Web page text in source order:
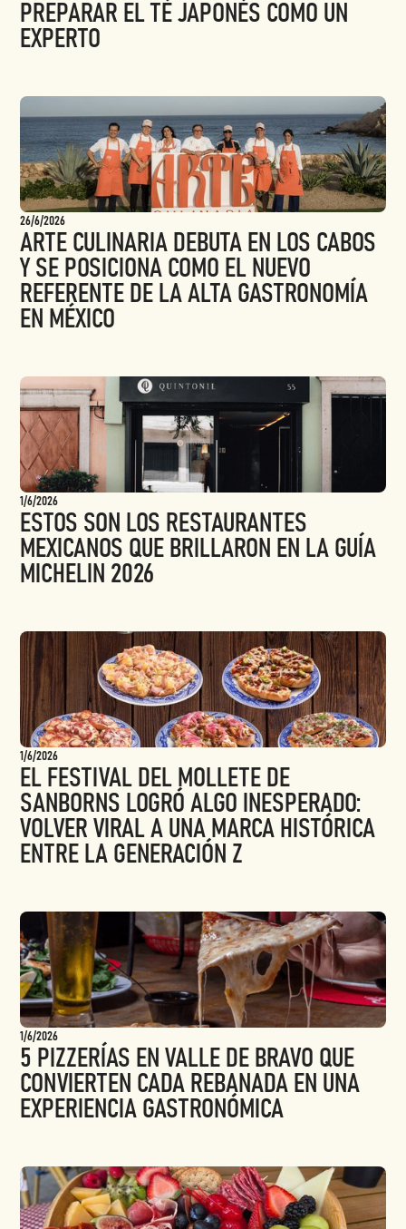
PREPARAR EL TÉ JAPONÉS COMO UN
EXPERTO
26/6/2026
ARTE CULINARIA DEBUTA EN LOS CABOS
Y SE POSICIONA COMO EL NUEVO
REFERENTE DE LA ALTA GASTRONOMÍA
EN MÉXICO
1/6/2026
ESTOS SON LOS RESTAURANTES
MEXICANOS QUE BRILLARON EN LA GUÍA
MICHELIN 2026
1/6/2026
EL FESTIVAL DEL MOLLETE DE
SANBORNS LOGRÓ ALGO INESPERADO:
VOLVER VIRAL A UNA MARCA HISTÓRICA
ENTRE LA GENERACIÓN Z
1/6/2026
5 PIZZERÍAS EN VALLE DE BRAVO QUE
CONVIERTEN CADA REBANADA EN UNA
EXPERIENCIA GASTRONÓMICA